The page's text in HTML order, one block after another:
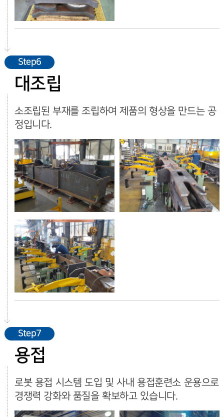
Step6
대조립
소조립된 부재를 조립하여 제품의 형상을 만드는 공
정입니다.
Step7
용접
로봇 용접 시스템 도입 및 사내 용접훈련소 운용으로
경쟁력 강화와 품질을 확보하고 있습니다.